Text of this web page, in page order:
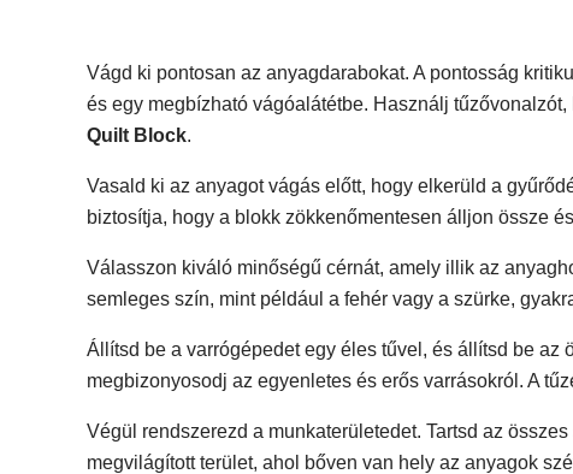
Vágd ki pontosan az anyagdarabokat. A pontosság
és egy megbízható vágóalátétbe. Használj
Quilt Block.
Vasald ki az anyagot vágás előtt, hogy elkerüld a
biztosítja, hogy a blokk zökkenőmentesen álljon össze
Válasszon kiváló minőségű cérnát, amely illik az
semleges szín, mint például a fehér vagy a szürke,
Állítsd be a varrógépedet egy éles tűvel, és állítsd be az
megbizonyosodj az egyenletes és erős varrásokról. A
Végül rendszerezd a munkaterületedet. Tartsd az
megvilágított terület, ahol bőven van hely az anyagok